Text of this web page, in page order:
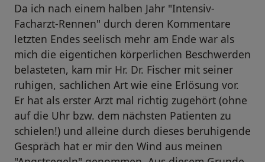
Da ich nach einem halben Jahr "Intensiv-
Facharzt-Rennen" durch deren Kommentare
letzten Endes seelisch mehr am Ende war als
mich die eigentichen körperlichen Beschwerden
belasteten, kam mir Hr. Dr. Fischer mit seiner
ruhigen, sachlichen Art wie eine Erlösung vor.
Er hat als erster Arzt mal richtig zugehört (ohne
auf die Uhr bzw. dem nächsten Patienten zu
schielen!) und alleine durch dieses beruhigende
Gespräch hat er mir den Wind aus meinen